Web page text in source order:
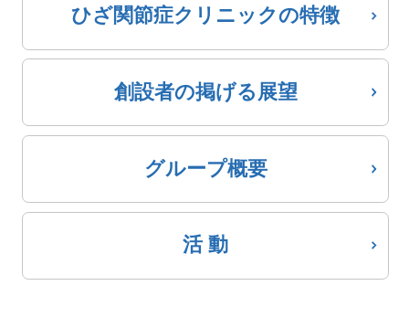
ひざ関節症クリニックの特徴
創設者の掲げる展望
グループ概要
活 動